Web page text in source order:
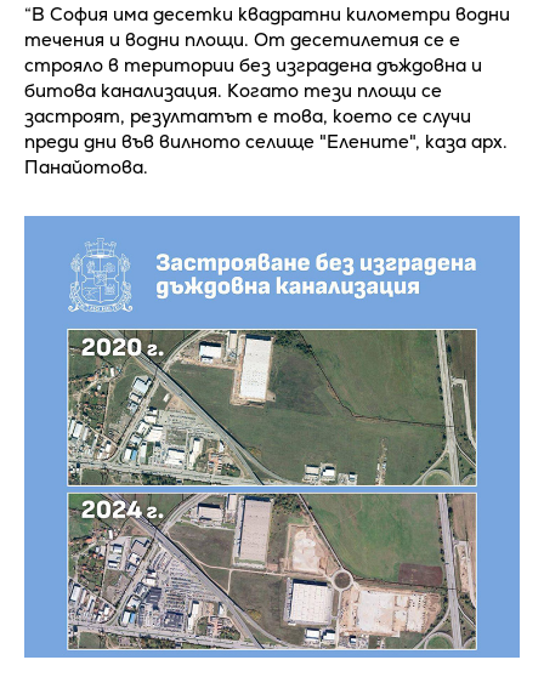
“В София има десетки квадратни километри водни
течения и водни площи. От десетилетия се е
строяло в територии без изградена дъждовна и
битова канализация. Когато тези площи се
застроят, резултатът е това, което се случи
преди дни във вилното селище "Елените", каза арх.
Панайотова.